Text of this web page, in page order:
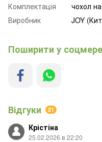
Комплектація
чохол
Виробник
JOY
Поширити у
Відгуки 21
Крістіна
25.02.2026 в 22:20